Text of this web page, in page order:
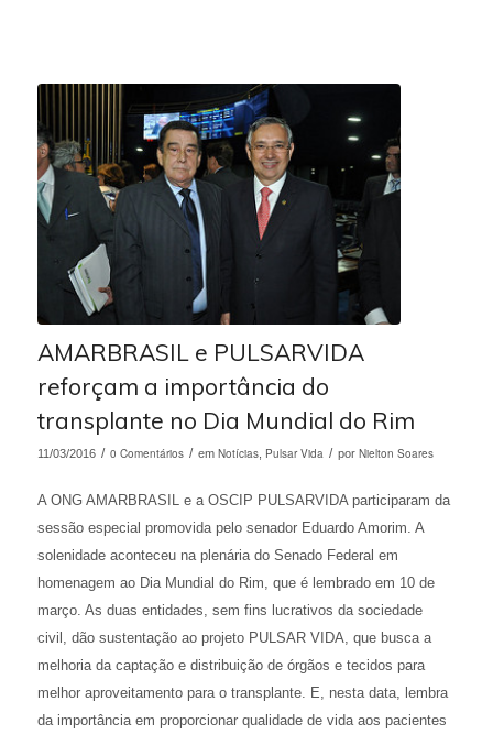
AMARBRASIL e PULSARVIDA
reforçam a importância do
transplante no Dia Mundial do Rim
11/03/2016 / 0 Comentários / em Notícias, Pulsar Vida / por Nielton Soares
A ONG AMARBRASIL e a OSCIP PULSARVIDA participaram da
sessão especial promovida pelo senador Eduardo Amorim. A
solenidade aconteceu na plenária do Senado Federal em
homenagem ao Dia Mundial do Rim, que é lembrado em 10 de
março. As duas entidades, sem fins lucrativos da sociedade
civil, dão sustentação ao projeto PULSAR VIDA, que busca a
melhoria da captação e distribuição de órgãos e tecidos para
melhor aproveitamento para o transplante. E, nesta data, lembra
da importância em proporcionar qualidade de vida aos pacientes